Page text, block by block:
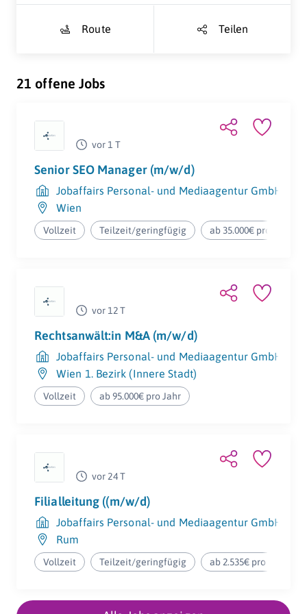
Route Teilen
21 offene Jobs
vor 1 T
Senior SEO Manager (m/w/d)
Jobaffairs Personal- und Mediaagentur GmbH
Wien
Vollzeit Teilzeit/geringfügig ab 35.000€ pro Jahr
vor 12 T
Rechtsanwält:in M&A (m/w/d)
Jobaffairs Personal- und Mediaagentur GmbH
Wien 1. Bezirk (Innere Stadt)
Vollzeit ab 95.000€ pro Jahr
vor 24 T
Filialleitung ((m/w/d)
Jobaffairs Personal- und Mediaagentur GmbH
Rum
Vollzeit Teilzeit/geringfügig ab 2.535€ pro Monat